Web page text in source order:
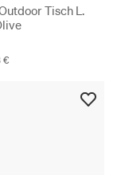
Tisch L.
€